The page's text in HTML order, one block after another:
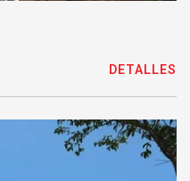
DETALLES